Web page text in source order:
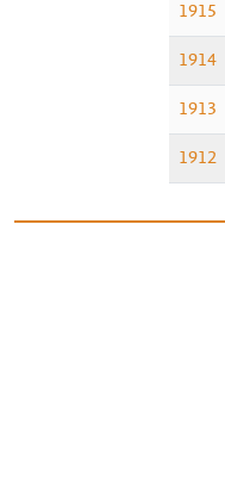
1915
1914
1913
1912